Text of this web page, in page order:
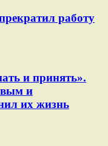
работу
и принять».
и
их жизнь